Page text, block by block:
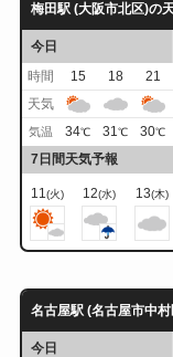
梅田駅 (大阪市北区)の
今日
時間
15 18 21
天気
気温 34℃ 31℃ 30℃
7日間天気予報
11(火) 12(水) 13(木)
名古屋駅 (名古屋市中
今日